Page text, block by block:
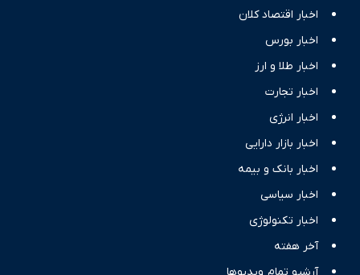
اخبار اقتصاد کلان
اخبار بورس
اخبار طلا و ارز
اخبار تجارت
اخبار انرژی
اخبار بازار دارایی
اخبار بانک و بیمه
اخبار سیاسی
اخبار تکنولوژی
آخر هفته